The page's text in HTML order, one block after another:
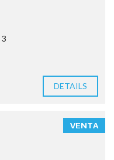
3
DETAILS
VENTA